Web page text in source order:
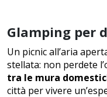
Glamping per
Un picnic all’aria
stellata: non perdete
tra le mura
città per vivere